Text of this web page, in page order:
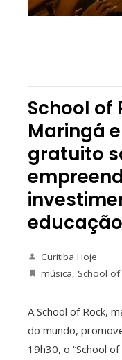
School of
Maringá
gratuito
Curitiba Hoje
música, School of
A School of Rock,
do mundo,
19h30, o “School